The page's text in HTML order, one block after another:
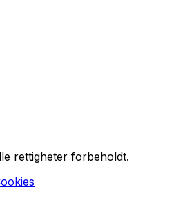
rettigheter forbeholdt.